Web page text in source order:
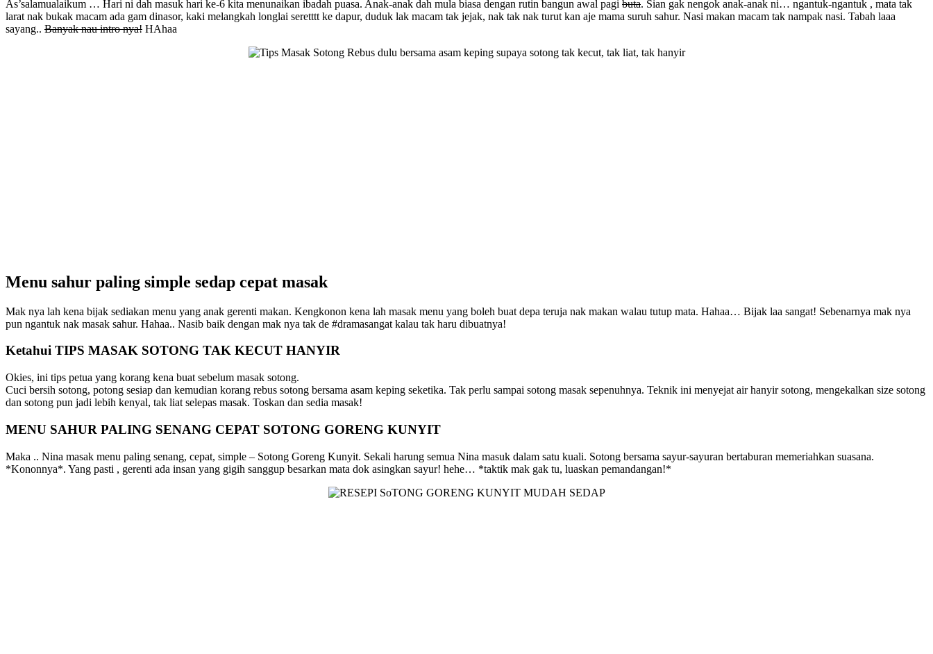
As’salamualaikum … Hari ni dah masuk hari ke-6 kita menunaikan ibadah puasa. Anak-anak dah mula biasa dengan rutin bangun awal pagi buta. Sian gak nengok anak-anak ni… ngantuk-ngantuk , mata tak
larat nak bukak macam ada gam dinasor, kaki melangkah longlai seretttt ke dapur, duduk lak macam tak jejak, nak tak nak turut kan aje mama suruh sahur. Nasi makan macam tak nampak nasi. Tabah laaa
sayang.. Banyak nau intro nya! HAhaa
Menu sahur paling simple sedap cepat masak
Mak nya lah kena bijak sediakan menu yang anak gerenti makan. Kengkonon kena lah masak menu yang boleh buat depa teruja nak makan walau tutup mata. Hahaa… Bijak laa sangat! Sebenarnya mak nya
pun ngantuk nak masak sahur. Hahaa.. Nasib baik dengan mak nya tak de #dramasangat kalau tak haru dibuatnya!
Ketahui TIPS MASAK SOTONG TAK KECUT HANYIR
Okies, ini tips petua yang korang kena buat sebelum masak sotong.
Cuci bersih sotong, potong sesiap dan kemudian korang rebus sotong bersama asam keping seketika. Tak perlu sampai sotong masak sepenuhnya. Teknik ini menyejat air hanyir sotong, mengekalkan size sotong
dan sotong pun jadi lebih kenyal, tak liat selepas masak. Toskan dan sedia masak!
MENU SAHUR PALING SENANG CEPAT SOTONG GORENG KUNYIT
Maka .. Nina masak menu paling senang, cepat, simple – Sotong Goreng Kunyit. Sekali harung semua Nina masuk dalam satu kuali. Sotong bersama sayur-sayuran bertaburan memeriahkan suasana.
*Kononnya*. Yang pasti , gerenti ada insan yang gigih sanggup besarkan mata dok asingkan sayur! hehe… *taktik mak gak tu, luaskan pemandangan!*